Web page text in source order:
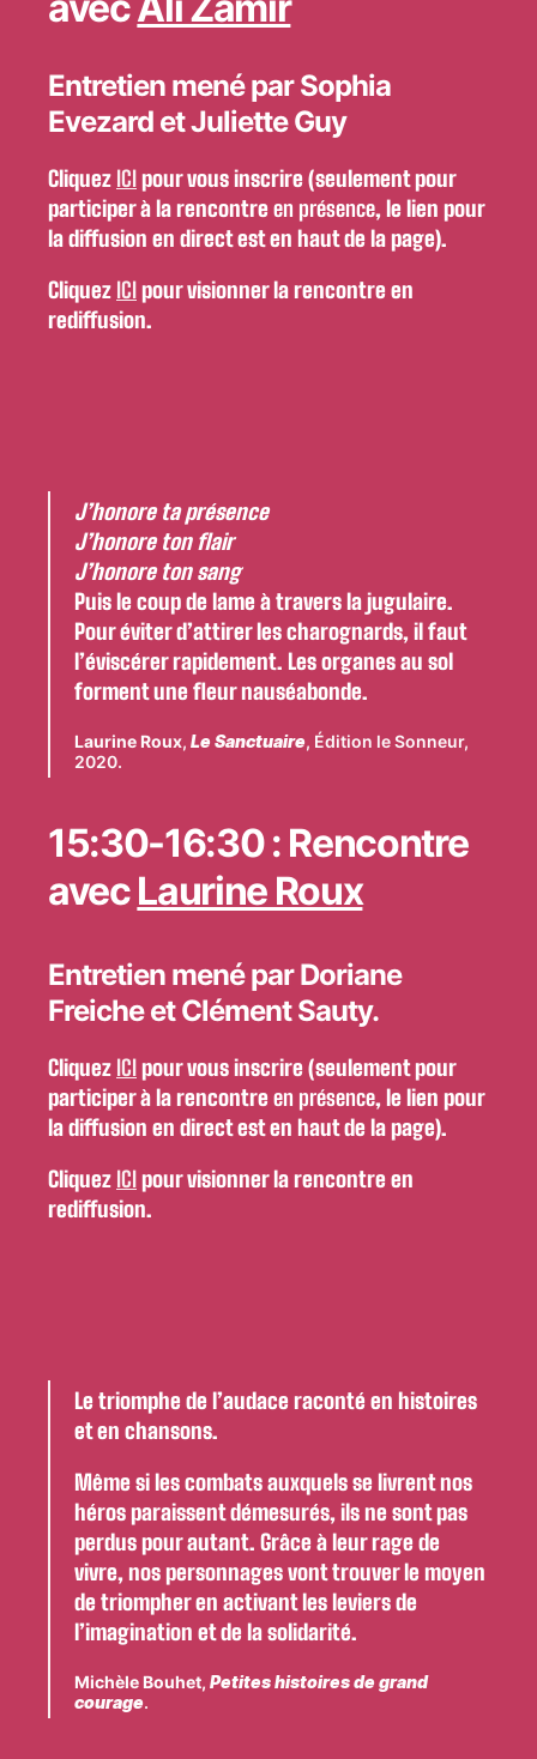
Entretien mené par Sophia
Evezard et Juliette Guy
Cliquez ICIpour vous inscrire (seulement pour
participer à la rencontreen présence, le lien pour
la diffusion en direct est en haut de la page).
Cliquez ICIpour visionner la rencontre en
rediffusion.
J’honore ta présence
J’honore ton flair
J’honore ton sang
Puis le coup de lame à travers la jugulaire.
Pour éviter d’attirer les charognards, il faut
l’éviscérer rapidement. Les organes au sol
forment une fleur nauséabonde.
Laurine Roux, Le Sanctuaire, Édition le Sonneur,
2020.
15:30-16:30 : Rencontre
avecLaurine Roux
Entretien mené par Doriane
Freiche et Clément Sauty.
Cliquez ICIpour vous inscrire (seulement pour
participer à la rencontreen présence, le lien pour
la diffusion en direct est en haut de la page).
Cliquez ICIpour visionner la rencontre en
rediffusion.
Le triomphe de l’audace raconté en histoires
et en chansons.
Même si les combats auxquels se livrent nos
héros paraissent démesurés, ils ne sont pas
perdus pour autant. Grâce à leur rage de
vivre, nos personnages vont trouver le moyen
de triompher en activant les leviers de
l’imagination et de la solidarité.
Michèle Bouhet, Petites histoires de grand
courage.